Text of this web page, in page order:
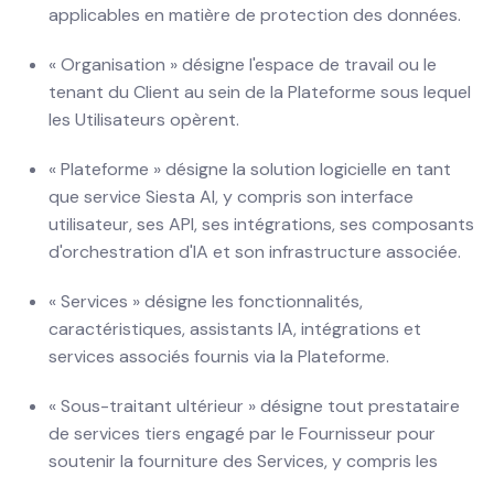
applicables en matière de protection des données.
« Organisation » désigne l'espace de travail ou le
tenant du Client au sein de la Plateforme sous lequel
les Utilisateurs opèrent.
« Plateforme » désigne la solution logicielle en tant
que service Siesta AI, y compris son interface
utilisateur, ses API, ses intégrations, ses composants
d'orchestration d'IA et son infrastructure associée.
« Services » désigne les fonctionnalités,
caractéristiques, assistants IA, intégrations et
services associés fournis via la Plateforme.
« Sous-traitant ultérieur » désigne tout prestataire
de services tiers engagé par le Fournisseur pour
soutenir la fourniture des Services, y compris les